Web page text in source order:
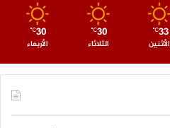
33
℃
الأثنين
30
℃
الثلاثاء
30
℃
الأربعاء